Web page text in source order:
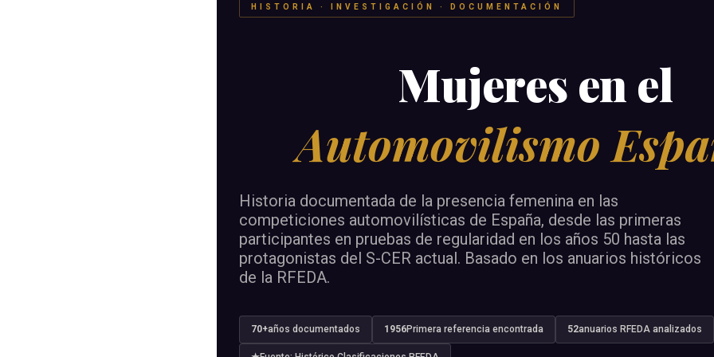
HISTORIA · INVESTIGACIÓN · DOCUMENTACIÓN
Mujeres en el
Automovilismo
Historia documentada de la presencia femenina en las
competiciones automovilísticas de España, desde las primeras
participantes en pruebas de regularidad en los años 50 hasta las
protagonistas del S-CER actual. Basado en los anuarios históricos
de la RFEDA.
70+años documentados 1956Primera referencia encontrada 52anuarios RFEDA analizados